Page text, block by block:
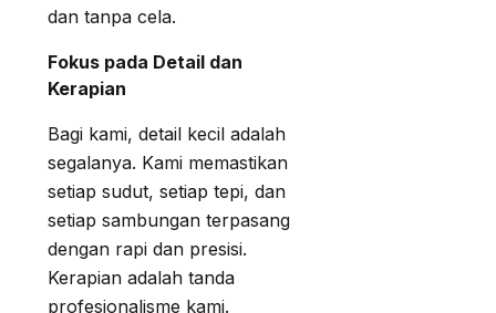
dan tanpa cela.
Fokus pada Detail dan
Kerapian
Bagi kami, detail kecil adalah
segalanya. Kami memastikan
setiap sudut, setiap tepi, dan
setiap sambungan terpasang
dengan rapi dan presisi.
Kerapian adalah tanda
profesionalisme kami.